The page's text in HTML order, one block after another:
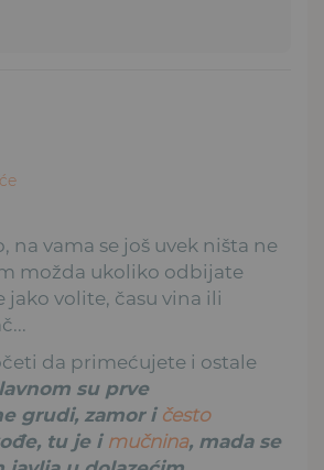
na vama se još uvek ništa ne
možda ukoliko odbijate
jako volite, času vina ili
da primećujete i ostale
su prve
grudi, zamor i često
tu je i mučnina, mada se